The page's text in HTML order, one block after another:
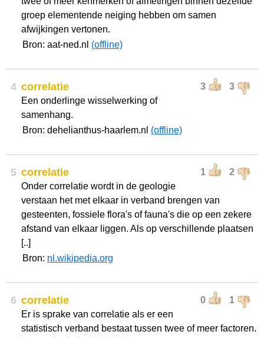
groep elementende neiging hebben om samen
afwijkingen vertonen.
Bron: aat-ned.nl (offline)
4 3 3
correlatie
Een onderlinge wisselwerking of
samenhang.
Bron: dehelianthus-haarlem.nl (offline)
5 1 2
correlatie
Onder correlatie wordt in de geologie
verstaan het met elkaar in verband brengen van
gesteenten, fossiele flora's of fauna's die op een zekere
afstand van elkaar liggen. Als op verschillende plaatsen
[..]
Bron: nl.wikipedia.org
6 0 1
correlatie
Er is sprake van correlatie als er een
statistisch verband bestaat tussen twee of meer factoren.